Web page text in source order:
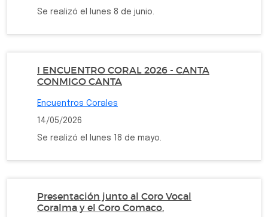
Se realizó el lunes 8 de junio.
I ENCUENTRO CORAL 2026 - CANTA
CONMIGO CANTA
Encuentros Corales
14/05/2026
Se realizó el lunes 18 de mayo.
Presentación junto al Coro Vocal
Coralma y el Coro Comaco.